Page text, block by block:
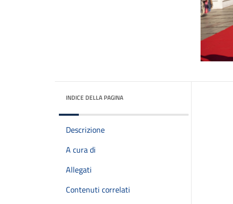
INDICE DELLA PAGINA
Descrizione
A cura di
Allegati
Contenuti correlati